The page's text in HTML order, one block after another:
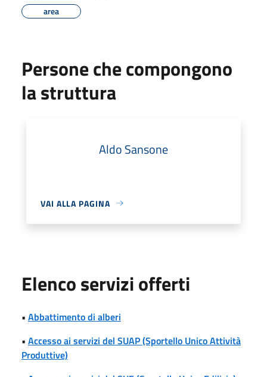
area
Persone che compongono
la struttura
Aldo Sansone
VAI ALLA PAGINA
Elenco servizi offerti
• Abbattimento di alberi
• Accesso ai servizi del SUAP (Sportello Unico Attività
Produttive)